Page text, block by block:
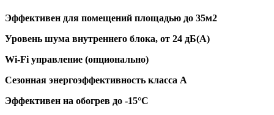
Эффективен для помещений площадью до 35м2
Уровень шума внутреннего блока, от 24 дБ(А)
Wi-Fi управление (опционально)
Сезонная энергоэффективность класса А
Эффективен на обогрев до -15°C